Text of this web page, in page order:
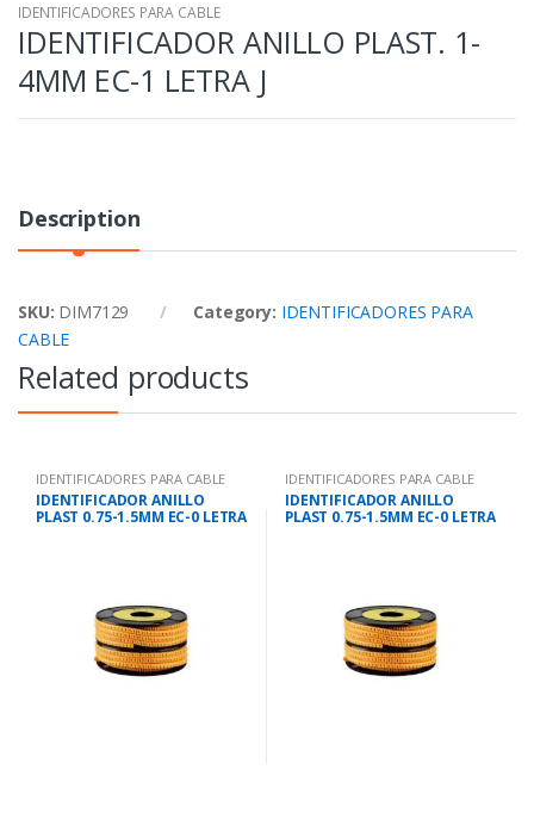
IDENTIFICADORES PARA CABLE
IDENTIFICADOR ANILLO PLAST. 1-
4MM EC-1 LETRA J
Description
SKU: DIM7129 Category: IDENTIFICADORES PARA
CABLE
Related products
IDENTIFICADORES PARA CABLE
IDENTIFICADOR ANILLO
PLAST 0.75-1.5MM EC-0 LETRA
IDENTIFICADORES PARA CABLE
IDENTIFICADOR ANILLO
PLAST 0.75-1.5MM EC-0 LETRA